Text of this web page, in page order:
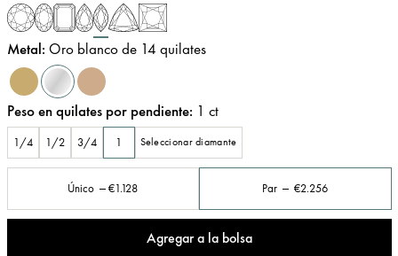
Metal: Oro blanco de 14 quilates
Peso en quilates por pendiente: 1 ct
1/4 1/2 3/4 1 Seleccionar diamante
Único €1.128 Par €2.256
Agregar a la bolsa